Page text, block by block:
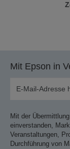
Mit Epson in
Mit der
einverstanden,
Veranstaltungen,
Durchführung von